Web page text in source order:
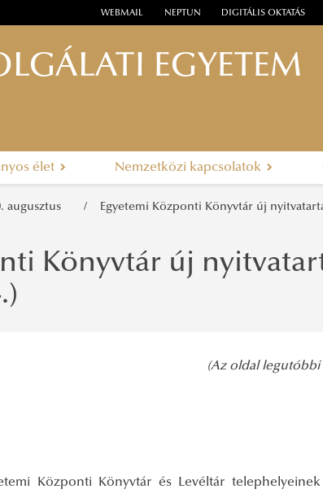
WEBMAIL NEPTUN DIGITÁLIS OKTATÁS
EGYETEM
élet Nemzetközi kapcsolatok
augusztus Egyetemi Központi Könyvtár új
Könyvtár új
(Az oldal legutóbbi
Központi Könyvtár és Levéltár telephelyeinek